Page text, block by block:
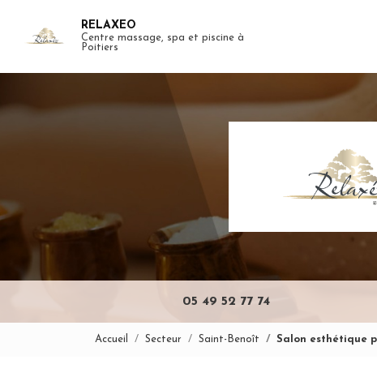
contenu
RELAXEO
Centre massage, spa et piscine à
Poitiers
05 49 52 77 74
Accueil Secteur Saint-Benoît Salon esthétique